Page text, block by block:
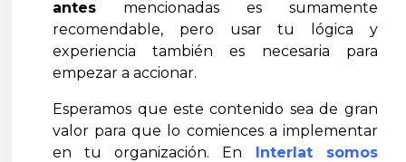
antes mencionadas es sumamente
recomendable, pero usar tu lógica y
experiencia también es necesaria para
empezar a accionar.
Esperamos que este contenido sea de gran
valor para que lo comiences a implementar
en tu organización. En Interlat somos